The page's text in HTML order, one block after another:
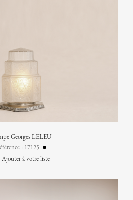
Georges LELEU
: 17125
Ajouter à votre liste